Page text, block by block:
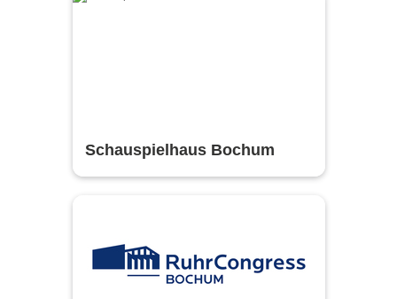
Schauspielhaus Bochum